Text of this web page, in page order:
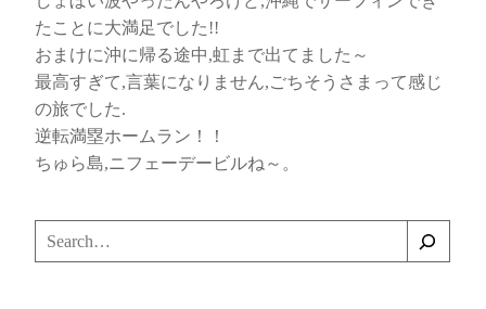
たことに大満足でした!!
おまけに沖に帰る途中,虹まで出てました～
最高すぎて,言葉になりません,ごちそうさまって感じ
の旅でした.
逆転満塁ホームラン！！
ちゅら島,ニフェーデービルね～。
検
索